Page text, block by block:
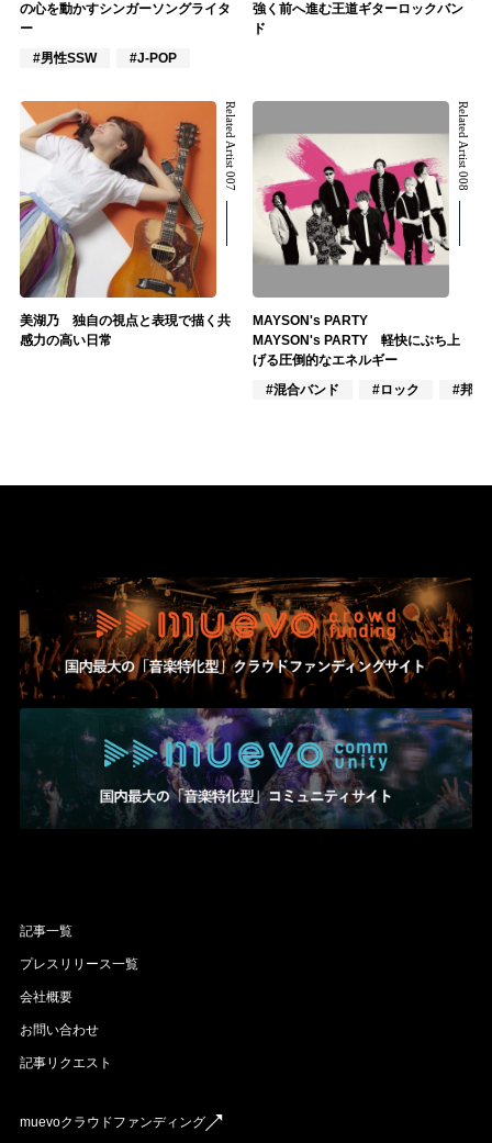
の心を動かすシンガーソングライタ
ー
#男性SSW
#J-POP
強く前へ進む王道ギターロックバン
ド
Related Artist 007
美湖乃 独自の視点と表現で描く共
感力の高い日常
Related Artist 008
MAYSON's PARTY
MAYSON's PARTY 軽快にぶち上
げる圧倒的なエネルギー
#混合バンド
#ロック #邦ロ
記事一覧
プレスリリース一覧
会社概要
お問い合わせ
記事リクエスト
muevoクラウドファンディング